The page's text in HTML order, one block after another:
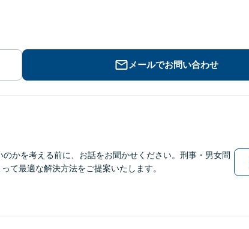
メールでお問い合わせ
のかを考える前に、お話をお聞かせください。刑事・男女問
て最適な解決方法をご提案いたします。